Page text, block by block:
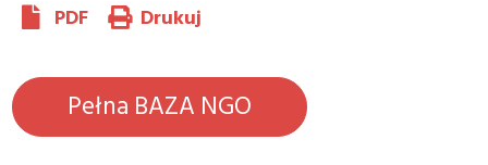
PDF Drukuj
Pełna BAZA NGO